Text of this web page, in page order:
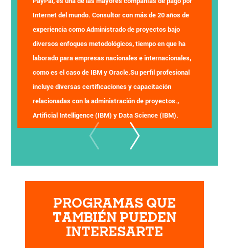
Internet del mundo. Consultor con más de 20 años de
experiencia como Administrado de proyectos bajo
diversos enfoques metodológicos, tiempo en que ha
laborado para empresas nacionales e internacionales,
como es el caso de IBM y Oracle.Su perfil profesional
incluye diversas certificaciones y capacitación
relacionadas con la administración de proyectos.,
Artificial Intelligence (IBM) y Data Science (IBM).
PROGRAMAS QUE
TAMBIÉN PUEDEN
INTERESARTE